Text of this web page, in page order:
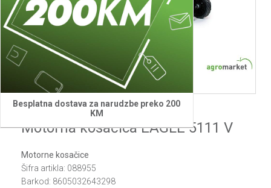
Besplatna dostava za narudzbe preko 200
KM
1 2 4 5
Villager
Motorna kosačica EAGLE 5111 V
Motorne kosačice
Šifra artikla: 088955
Barkod: 8605032643298